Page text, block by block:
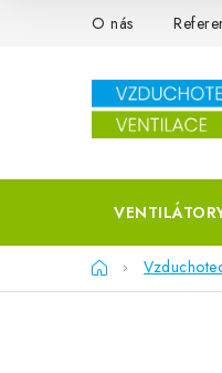
Přejít na obsahO nás
Domů